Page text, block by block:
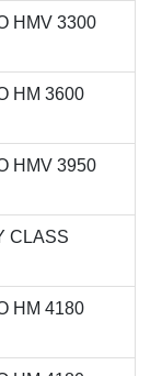
HMV 3300
HM 3600
HMV 3950
CLASS
HM 4180